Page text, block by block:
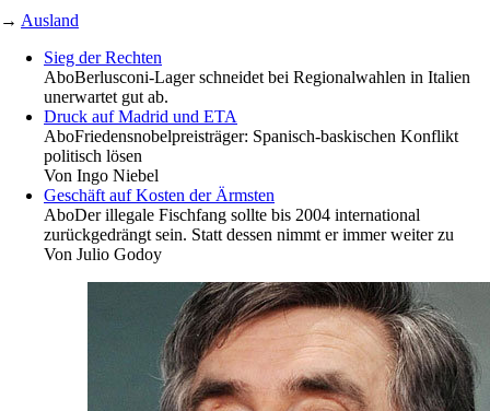
→ Ausland
Sieg der Rechten
AboBerlusconi-Lager schneidet bei Regionalwahlen in Italien
unerwartet gut ab.
Druck auf Madrid und ETA
AboFriedensnobelpreisträger: Spanisch-baskischen Konflikt
politisch lösen
Von Ingo Niebel
Geschäft auf Kosten der Ärmsten
AboDer illegale Fischfang sollte bis 2004 international
zurückgedrängt sein. Statt dessen nimmt er immer weiter zu
Von Julio Godoy